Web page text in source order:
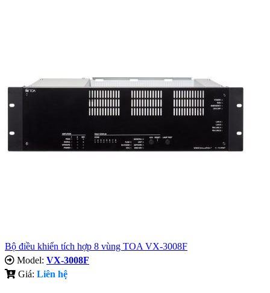
Bộ điều khiển tích hợp 8 vùng TOA VX-3008F
Model: VX-3008F
Giá: Liên hệ